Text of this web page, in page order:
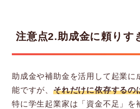
注意点2.助成金に頼りす
助成金や補助金を活用して起業に
能ですが、 それだけに依存するの
特に学生起業家は「資金不足」を